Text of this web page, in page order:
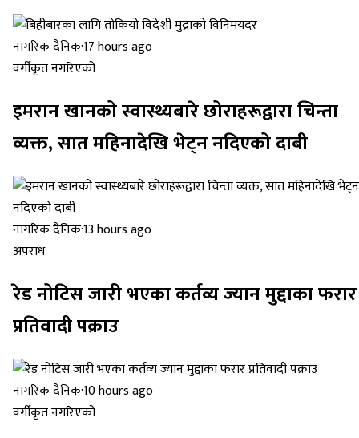
नागरिक दैनिक·17 hours ago
वर्गीकृत नगरिएको
इमरान खानको स्वास्थ्यबारे छोराहरूद्वारा चिन्ता
व्यक्त, सात महिनादेखि भेट्न नदिएको दाबी
नागरिक दैनिक·13 hours ago
अपराध
रेड नोटिस जारी भएका कर्तव्य ज्यान मुद्दाका फरार
प्रतिवादी पक्राउ
नागरिक दैनिक·10 hours ago
वर्गीकृत नगरिएको